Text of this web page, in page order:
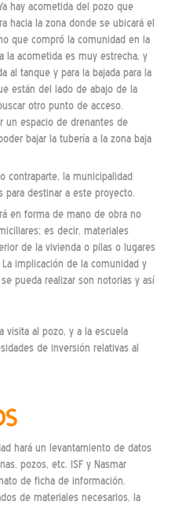
hay acometida del pozo que
hacia la zona donde se ubicará el
que compró la comunidad en la
la acometida es muy estrecha, y
al tanque y para la bajada para la
están del lado de abajo de la
otro punto de acceso.
un espacio de drenantes de
bajar la tubería a la zona baja
contraparte, la municipalidad
destinar a este proyecto.
en forma de mano de obra no
es decir, materiales
de la vivienda o pilas o lugares
implicación de la comunidad y
pueda realizar son notorias y así
visita al pozo, y a la escuela
de inversión relativas al
hará un levantamiento de datos
pozos, etc. ISF y Nasmar
de ficha de información.
de materiales necesarios, la